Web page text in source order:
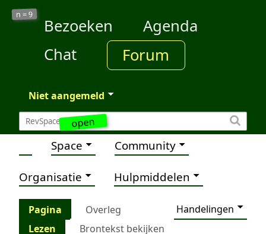
open
n =9
Bezoeken
Agenda
Chat
Forum
Niet aangemeld
Space Community
Organisatie Hulpmiddelen
Pagina Overleg
Handelingen
Lezen
Brontekst bekijken